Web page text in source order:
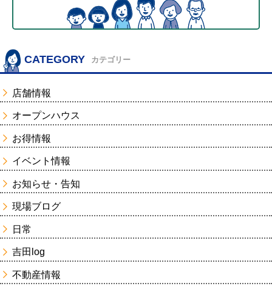
CATEGORY カテゴリー
店舗情報
オープンハウス
お得情報
イベント情報
お知らせ・告知
現場ブログ
日常
吉田log
不動産情報